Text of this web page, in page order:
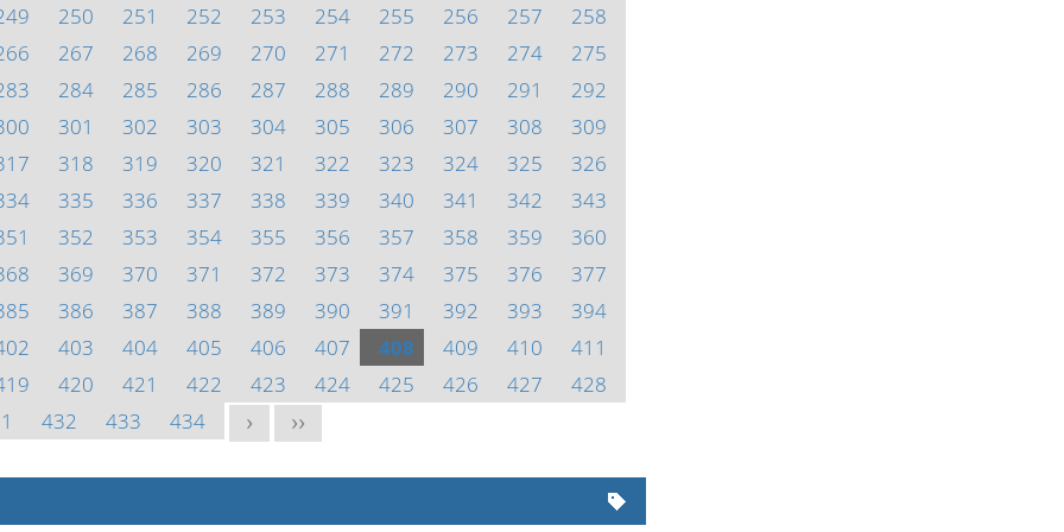
250 251 252 253 254 255 256 257
258
267 268 269 270 271 272 273 274
275
284 285 286 287 288 289 290 291
292
301 302 303 304 305 306 307 308
309
318 319 320 321 322 323 324 325
326
335 336 337 338 339 340 341 342
343
352 353 354 355 356 357 358 359
360
369 370 371 372 373 374 375 376
377
386 387 388 389 390 391 392 393
394
403 404 405 406 407 408 409 410
411
420 421 422 423 424 425 426 427
428
432 433 434 > >>